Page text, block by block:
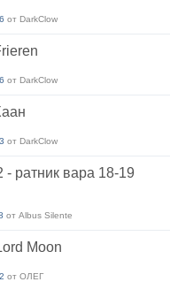
от DarkClow
от DarkClow
от DarkClow
ратник вара 18-19
от Albus Silente
Moon
от ОЛЕГ